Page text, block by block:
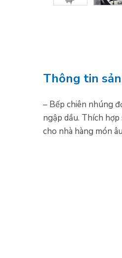
Thông tin
– Bếp chiên nhúng
ngập dầu. Thích
cho nhà hàng món